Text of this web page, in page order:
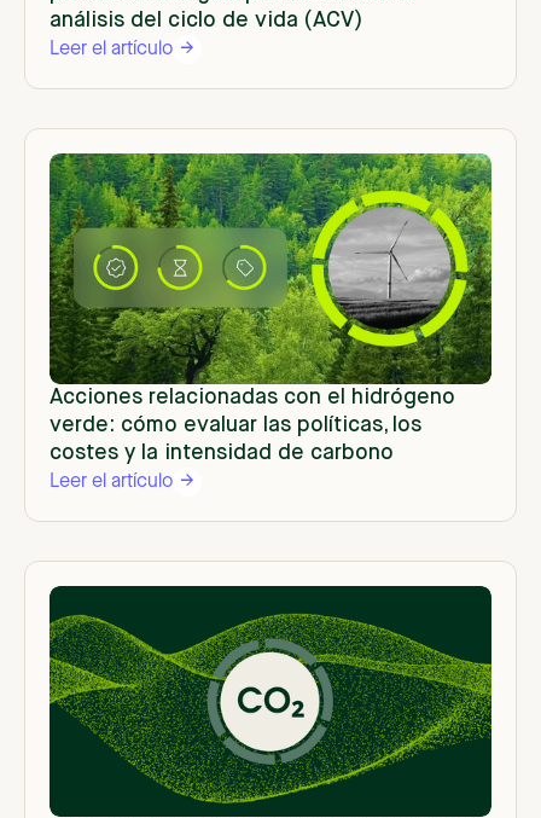
análisis del ciclo de vida (ACV)
Leer el artículo
Acciones relacionadas con el hidrógeno
verde: cómo evaluar las políticas, los
costes y la intensidad de carbono
Leer el artículo